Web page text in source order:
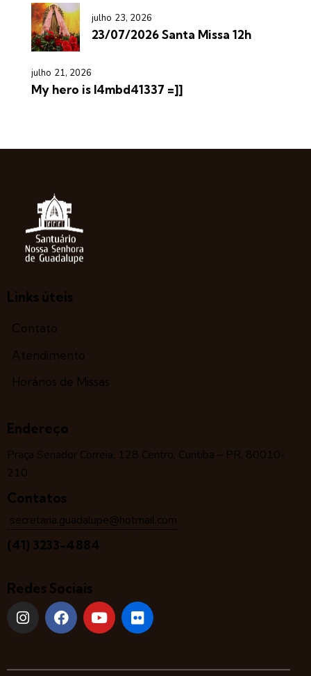
julho 23, 2026
23/07/2026 Santa Missa 12h
julho 21, 2026
My hero is l4mbd41337 =]]
Links úteis
Contato
Atendimento
Horários de Missas
Endereço
Praça Senador Correia, 128 Centro, Curitiba – PR, 80010-
210
Contatos
secretaria.guadalupe@hotmail.com
(41) 3233-4884
Redes Sociais